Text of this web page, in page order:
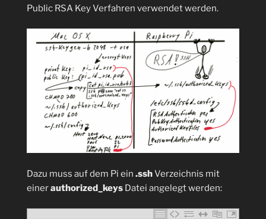
Public RSA Key Verfahren verwendet werden.
Dazu muss auf dem Pi ein .sshVerzeichnis mit
einerauthorized_keys Datei angelegt werden: